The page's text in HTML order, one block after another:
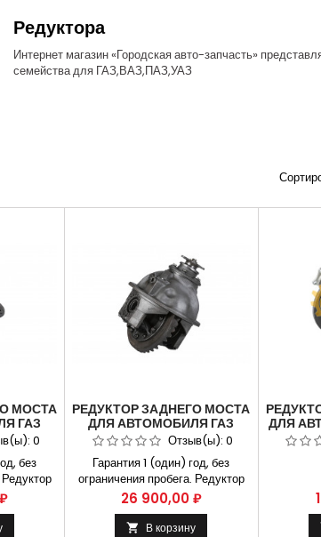
Редуктора
Интернет магазин «Городская авто-запчасть»
семейства для ГАЗ,ВАЗ,ПАЗ,УАЗ
МОСТА
ГАЗ
0
без
С
3309
на
РЕДУКТОР ЗАДНЕГО МОСТА
ДЛЯ АВТОМОБИЛЯ ГАЗ
3309Отзыв(ы):0
Гарантия 1 (один) год, без
ограничения пробега. Редуктор
газ 3309 9/41 зуб. кат. номер:
3309 3309-2402010
Применяется на автомобилях
Цена
26 900,00 ₽
 В корзину
ДЛЯ